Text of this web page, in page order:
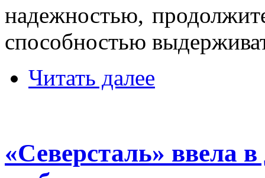
надежностью,
способностью
Читать далее
«Северсталь» ввела